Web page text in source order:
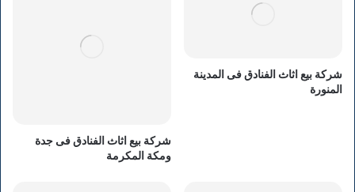
شركة بيع اثاث الفنادق فى المدينة
المنورة
شركة بيع اثاث الفنادق فى جدة
ومكة المكرمة